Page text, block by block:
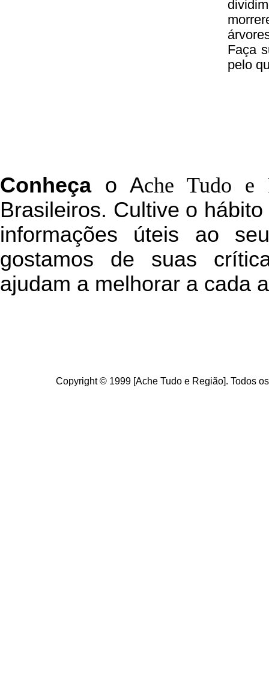
Faça
pelo
Conheçao Ache Tudo e
Brasileiros. Cultive o
informações úteis ao
gostamos de suas
ajudam a melhorar a cada
Copyright © 1999 [Ache Tudo e Região]. Todos